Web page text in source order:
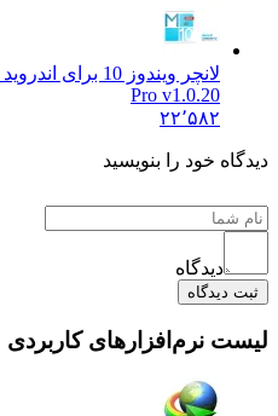
لانچر ویندوز 10 برای اندروید UI 10
Pro v1.0.20
۲۲٬۵۸۲
دیدگاه خود را بنویسید
دیدگاه
ثبت دیدگاه
لیست نرم‌افزارهای کاربردی